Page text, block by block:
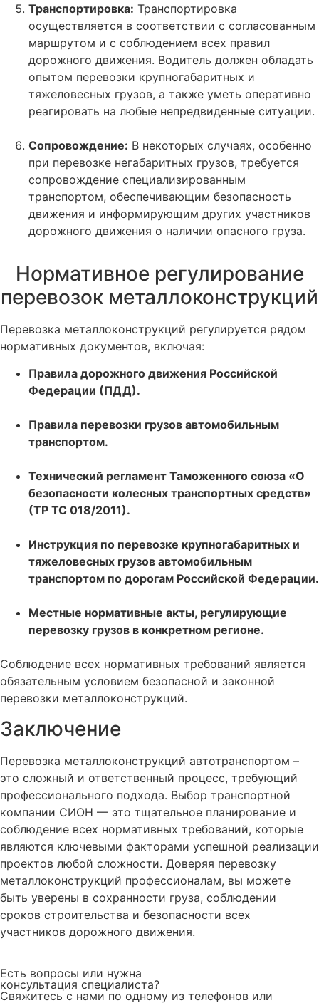
Транспортировка: Транспортировка
осуществляется в соответствии с согласованным
маршрутом и с соблюдением всех правил
дорожного движения. Водитель должен обладать
опытом перевозки крупногабаритных и
тяжеловесных грузов, а также уметь оперативно
реагировать на любые непредвиденные ситуации.
Сопровождение: В некоторых случаях, особенно
при перевозке негабаритных грузов, требуется
сопровождение специализированным
транспортом, обеспечивающим безопасность
движения и информирующим других участников
дорожного движения о наличии опасного груза.
Нормативное регулирование
перевозок металлоконструкций
Перевозка металлоконструкций регулируется рядом
нормативных документов, включая:
Правила дорожного движения Российской
Федерации (ПДД).
Правила перевозки грузов автомобильным
транспортом.
Технический регламент Таможенного союза «О
безопасности колесных транспортных средств»
(ТР ТС 018/2011).
Инструкция по перевозке крупногабаритных и
тяжеловесных грузов автомобильным
транспортом по дорогам Российской Федерации.
Местные нормативные акты, регулирующие
перевозку грузов в конкретном регионе.
Соблюдение всех нормативных требований является
обязательным условием безопасной и законной
перевозки металлоконструкций.
Заключение
Перевозка металлоконструкций автотранспортом –
это сложный и ответственный процесс, требующий
профессионального подхода. Выбор транспортной
компании СИОН — это тщательное планирование и
соблюдение всех нормативных требований, которые
являются ключевыми факторами успешной реализации
проектов любой сложности. Доверяя перевозку
металлоконструкций профессионалам, вы можете
быть уверены в сохранности груза, соблюдении
сроков строительства и безопасности всех
участников дорожного движения.
Есть вопросы или нужна
консультация специалиста?
Свяжитесь с нами по одному из телефонов или